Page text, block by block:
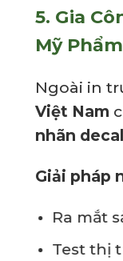
5. Gia
Mỹ Phẩm
Ngoài in
Việt Nam
nhãn decal
Giải pháp
Ra mắt
Test thị